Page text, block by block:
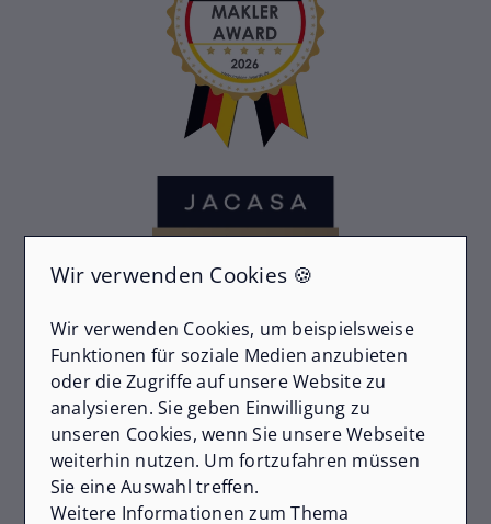
Wir verwenden Cookies 🍪
Wir verwenden Cookies, um beispielsweise
Funktionen für soziale Medien anzubieten
oder die Zugriffe auf unsere Website zu
analysieren. Sie geben Einwilligung zu
unseren Cookies, wenn Sie unsere Webseite
weiterhin nutzen. Um fortzufahren müssen
Sie eine Auswahl treffen.
Weitere Informationen zum Thema